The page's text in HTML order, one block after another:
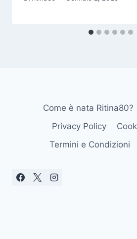
Come è nata Ritina80?
Privacy Policy
Termini e Condizioni